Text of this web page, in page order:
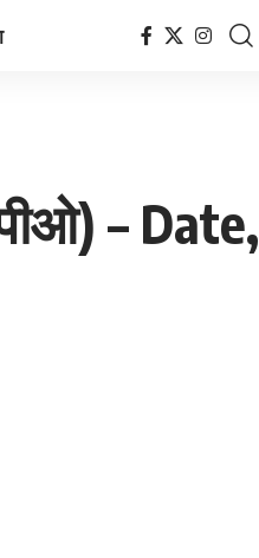
– Date,